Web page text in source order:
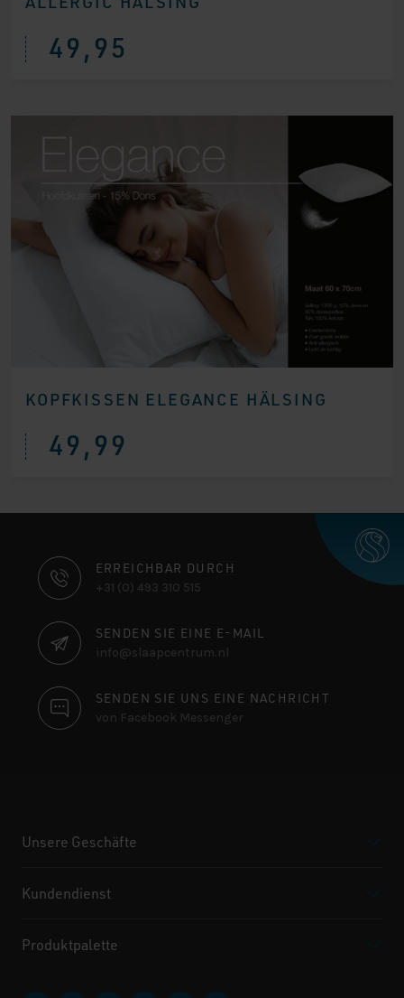
49,95
KOPFKISSEN ELEGANCE HÄLSING
49,99
KONTAKTINFORMATIONEN
ERREICHBAR DURCH
+31 (0) 493 310 515
SENDEN SIE EINE E-MAIL
info@slaapcentrum.nl
SENDEN SIE UNS EINE NACHRICHT
von Facebook Messenger
Unsere Geschäfte
Kundendienst
Produktpalette